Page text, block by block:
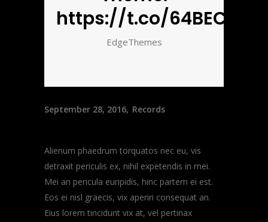
https://t.co/
EdgeThemes
September 28, 2016 Records
Alienum phaedrum torquatos nec eu, vis
detraxit periculis ex, nihil expetendis in mei.
Mei an pericula euripidis, hinc partem ei est.
Eos ei nisl graecis, vix aperiri consequat an.
Eius lorem tincidunt vix at, vel pertinax